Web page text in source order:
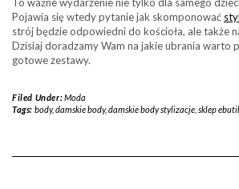
To ważne wydarzenie nie tylko dla samego
Pojawia się wtedy pytanie jak skomponować
strój będzie odpowiedni do kościoła, ale także
Dzisiaj doradzamy Wam na jakie ubrania warto
gotowe zestawy.
Filed Under:Moda
Tags: body,damskie body,damskie body stylizacje, sklep